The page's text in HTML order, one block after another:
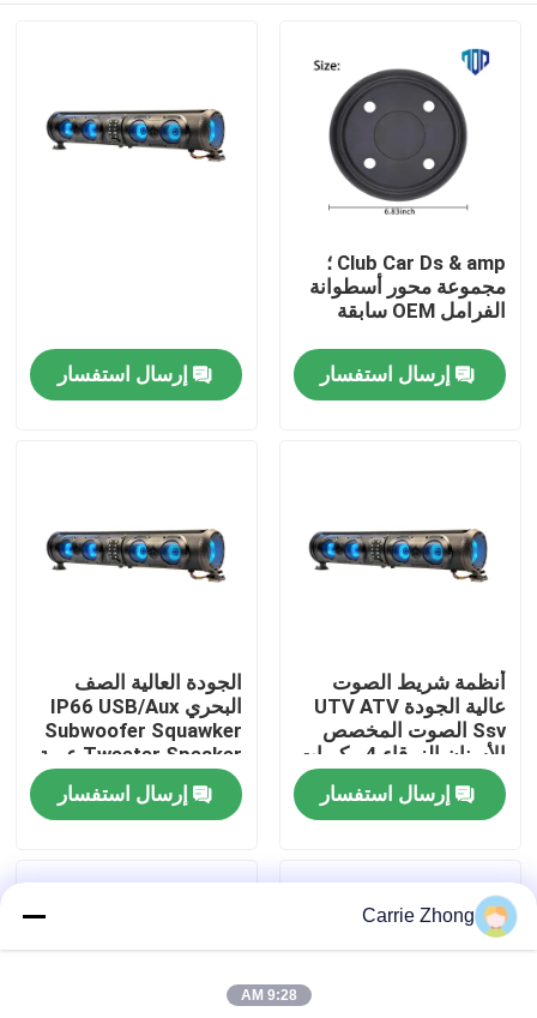
مسكن
منتجات
جولة في المعمل
اتصل بنا
أخبار
أغطية عجلات عربة الجولف
لوحة القيادة عربة الجولف
Club Car Ds & amp ؛
مجموعة محور أسطوانة
الفرامل OEM سابقة
إرسال استفسار إرسال استفسار
أنظمة شريط الصوت
عالية الجودة UTV ATV
Ssv الصوت المخصص
الأسنان الزرقاء 4 مكبرات
الصوت التحكم عن بعد
IP66 عازل المياه USB إرسال استفسار
الجودة العالية الصف
البحري IP66 USB/Aux
Subwoofer Squawker
Tweeter Speaker عربة
الغولف الكهربائية شريط
الصوت بلوتوث
إرسال استفسار
Carrie Zhong
9:28 AM